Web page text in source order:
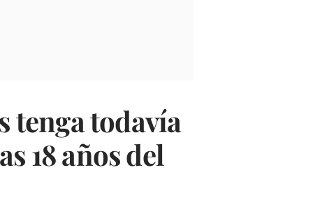
tenga todavía
18 años del